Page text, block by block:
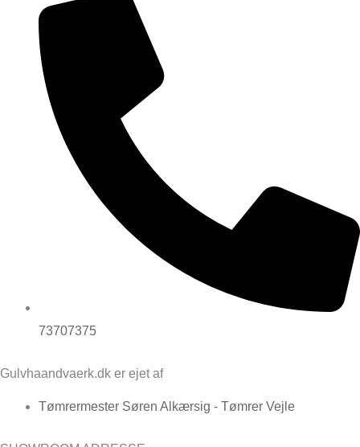
73707375
Gulvhaandvaerk.dk er ejet af
Tømrermester Søren Alkærsig - Tømrer Vejle